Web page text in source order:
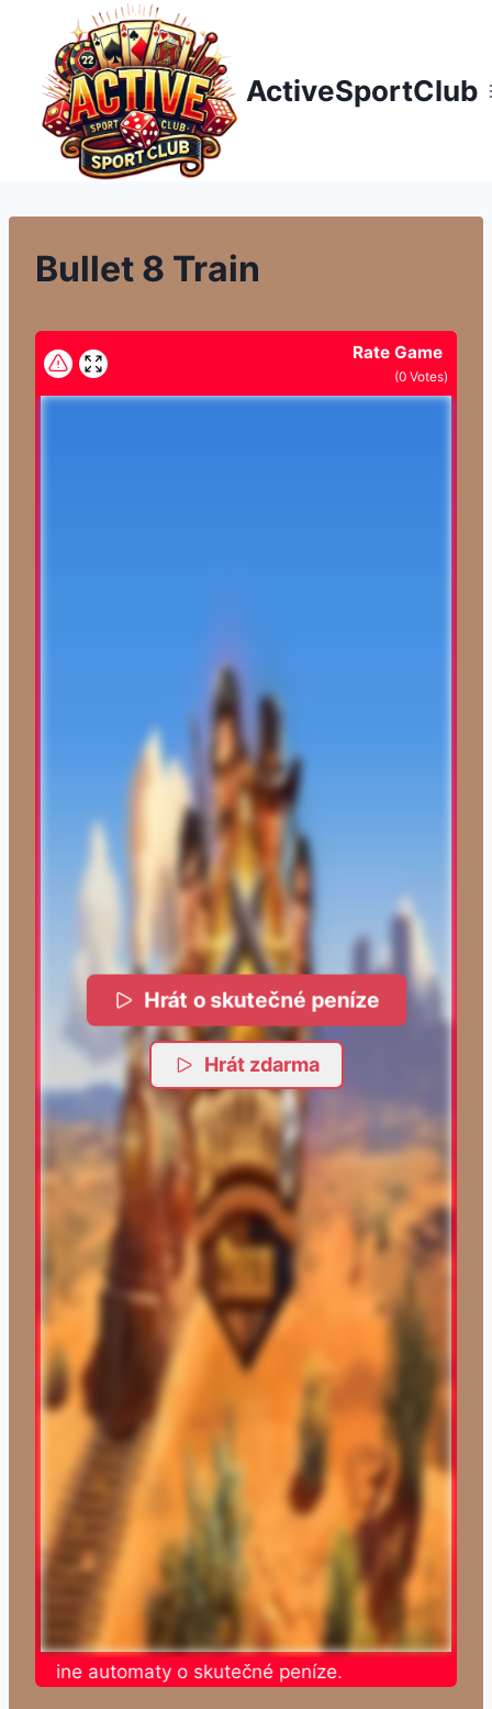
obsah
ActiveSportClub
Bullet 8 Train
Rate Game
(0 Votes)
Hrát o skutečné peníze
Hrát zdarma
online automaty o skutečné peníze.